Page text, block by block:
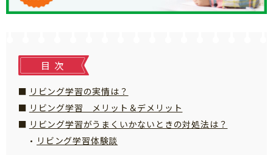
目次
リビング学習の実情は？
リビング学習 メリット＆デメリット
リビング学習がうまくいかないときの対処法は？
リビング学習体験談